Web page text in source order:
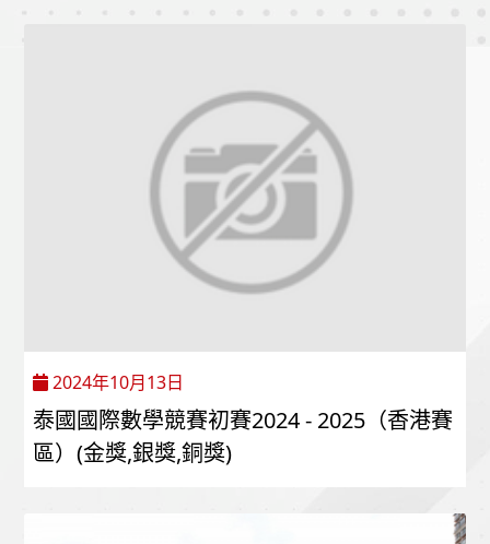
2024年10月13日
泰國國際數學競賽初賽2024 - 2025（香港賽
區）(金獎,銀獎,銅獎)